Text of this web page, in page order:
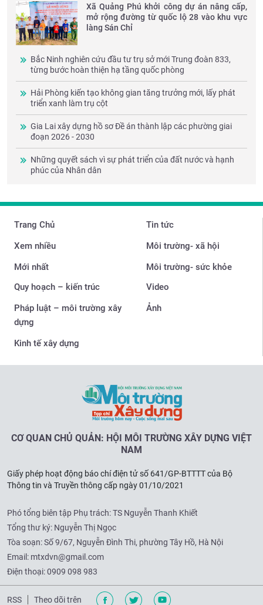
Xã Quảng Phú khởi công dự án nâng cấp,
mở rộng đường từ quốc lộ 28 vào khu vực
làng Sán Chỉ
Bắc Ninh nghiên cứu đầu tư trụ sở mới Trung đoàn 833,
từng bước hoàn thiện hạ tầng quốc phòng
Hải Phòng kiến tạo không gian tăng trưởng mới, lấy phát
triển xanh làm trụ cột
Gia Lai xây dựng hồ sơ Đề án thành lập các phường giai
đoạn 2026 - 2030
Những quyết sách vì sự phát triển của đất nước và hạnh
phúc của Nhân dân
Trang Chủ
Xem nhiều
Mới nhất
Tin tức
Môi trường- xã hội
Môi trường- sức khỏe
Quy hoạch – kiến trúc
Pháp luật – môi trường xây
dựng
Kinh tế xây dựng
Video
Ảnh
CƠ QUAN CHỦ QUẢN: HỘI MÔI TRƯỜNG XÂY DỰNG VIỆT
NAM
Giấy phép hoạt động báo chí điện tử số 641/GP-BTTTT của Bộ
Thông tin và Truyền thông cấp ngày 01/10/2021
Phó tổng biên tập Phụ trách: TS Nguyễn Thanh Khiết
Tổng thư ký: Nguyễn Thị Ngọc
Tòa soạn:Số 9/67, Nguyễn Đình Thi, phường Tây Hồ, Hà Nội
Email: mtxdvn@gmail.com
Điện thoại:0909 098 983
RSS Theo dõi trên